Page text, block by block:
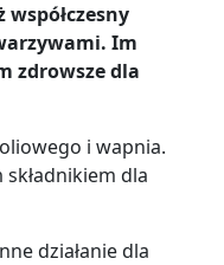
Im
zdrowsze dla
i wapnia.
dla
działanie dla